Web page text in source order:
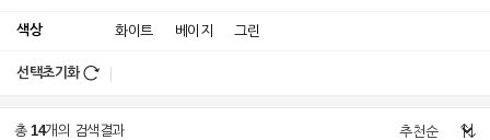
색상 화이트 베이지 그린
선택초기화
총 14개의 검색결과